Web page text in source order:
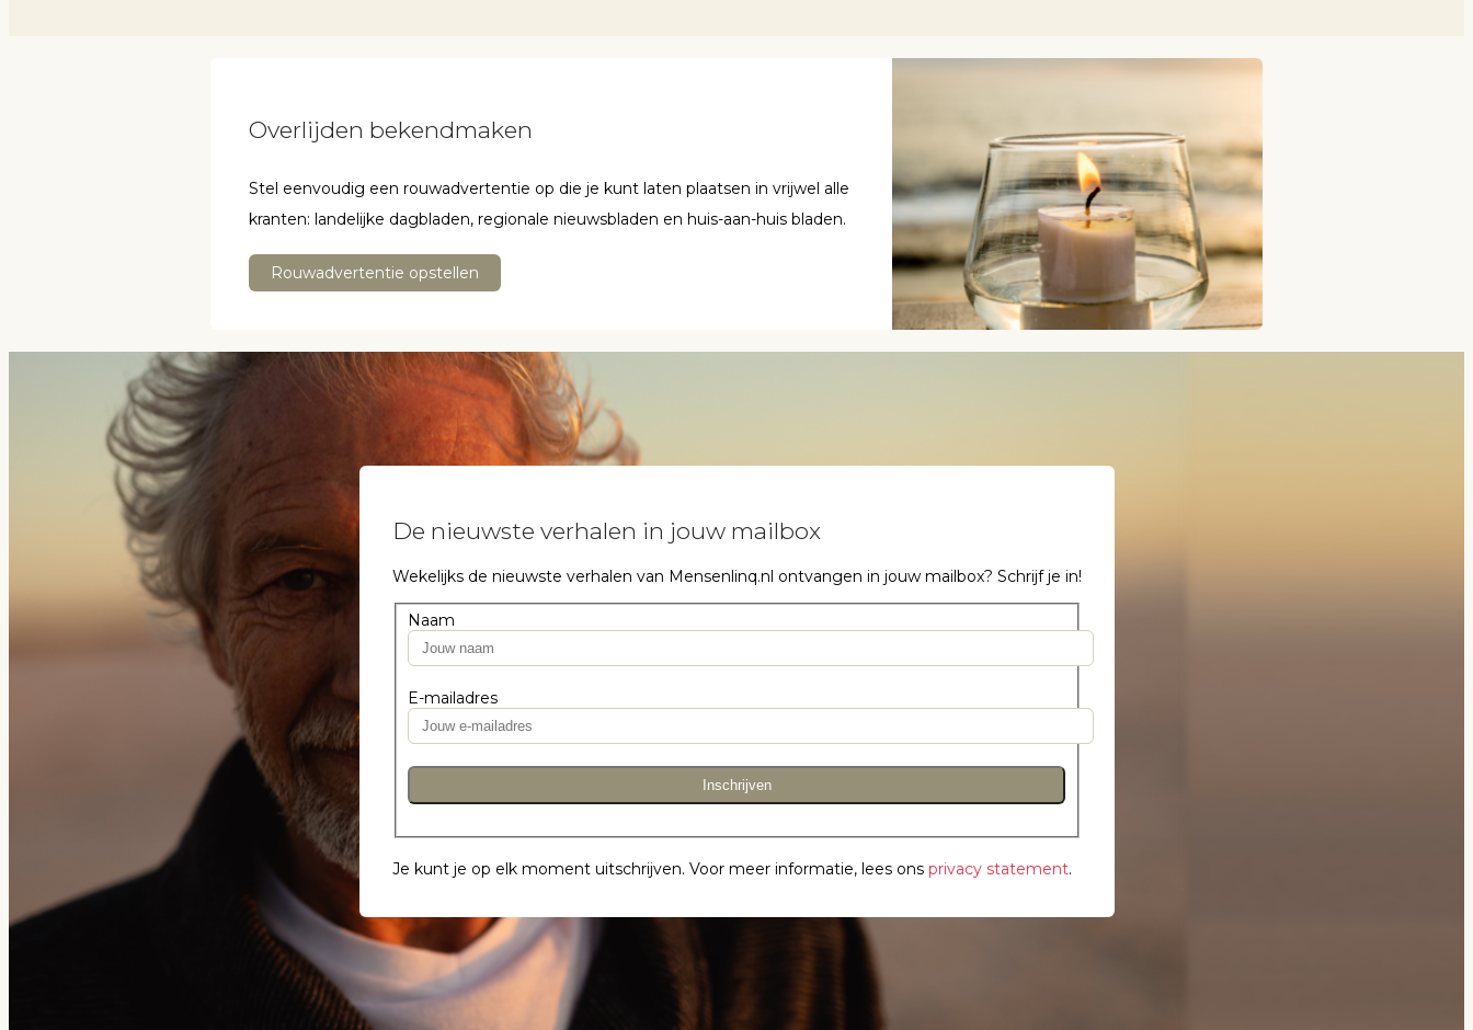
Overlijden bekendmaken
Stel eenvoudig een rouwadvertentie op die je kunt laten plaatsen in vrijwel alle
kranten: landelijke dagbladen, regionale nieuwsbladen en huis-aan-huis bladen.
Rouwadvertentie opstellen
De nieuwste verhalen in jouw mailbox
Wekelijks de nieuwste verhalen van Mensenlinq.nl ontvangen in jouw mailbox? Schrijf je in!
Naam
E-mailadres
Inschrijven
Je kunt je op elk moment uitschrijven. Voor meer informatie, lees ons privacy statement.